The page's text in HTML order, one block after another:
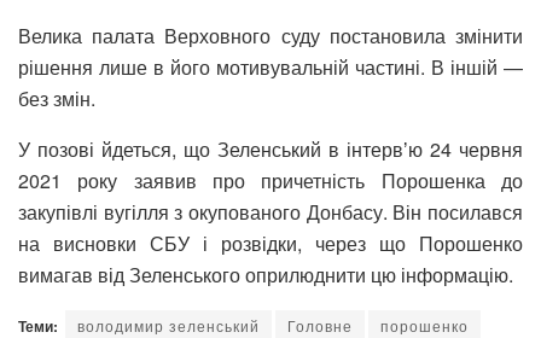
Велика палата Верховного суду постановила змінити
рішення лише в його мотивувальній частині. В іншій —
без змін.
У позові йдеться, що Зеленський в інтервʼю 24 червня
2021 року заявив про причетність Порошенка до
закупівлі вугілля з окупованого Донбасу. Він посилався
на висновки СБУ і розвідки, через що Порошенко
вимагав від Зеленського оприлюднити цю інформацію.
Теми: володимир зеленський Головне порошенко